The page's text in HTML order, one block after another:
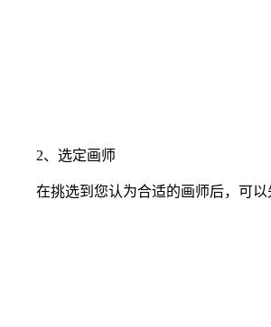
2、选定画师
在挑选到您认为合适的画师后，可以